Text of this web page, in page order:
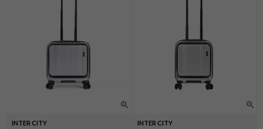
INTER CITY INTER CITY